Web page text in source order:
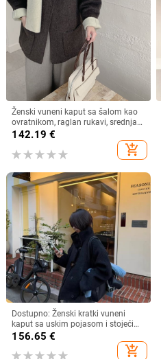
Ženski vuneni kaput sa šalom kao
ovratnikom, raglan rukavi, srednja
duljina, dvostrani
142.19 €
add_shopping_cart
Dostupno: Ženski kratki vuneni
kaput sa uskim pojasom i stojećim
ovratnikom, korejski Dongdaemun
156.65 €
add_shopping_cart